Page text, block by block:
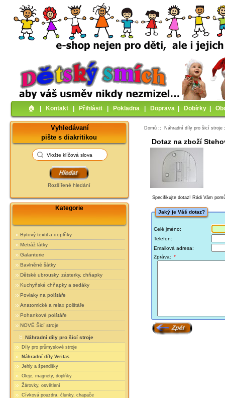
🏠︎ Kontakt Přihlásit Pokladna Doprava Dobírky
Vyhledávaní
pište s diakritikou
Rozšířené hledání
Kategorie
Bytový textil a doplňky
Metráž látky
Galanterie
Bavlněné šátky
Dětské ubrousky, zásterky, chňapky
Kuchyňské chňapky a sedáky
Povlaky na polštáře
Anatomické a relax polštáře
Pohankové polštáře
NOVÉ Šicí stroje
Náhradní díly pro šicí stroje
Díly pro průmyslové stroje
Náhradní díly Veritas
Jehly a špendlíky
Oleje, magnety, doplňky
Žárovky, osvětlení
Cívková pouzdra, člunky, chapače
Domů :: Náhradní díly pro šicí stroje
Dotaz na zboží
Specifikujte dotaz! Rádi Vám
Jaký je Váš dotaz?
Celé jméno:
Telefon:
Emailová adresa:
Zpráva: *